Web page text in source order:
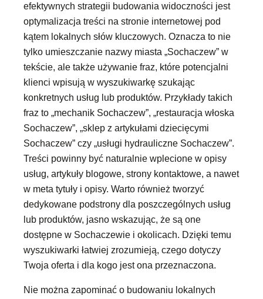
efektywnych strategii budowania widoczności jest
optymalizacja treści na stronie internetowej pod
kątem lokalnych słów kluczowych. Oznacza to nie
tylko umieszczanie nazwy miasta „Sochaczew” w
tekście, ale także używanie fraz, które potencjalni
klienci wpisują w wyszukiwarkę szukając
konkretnych usług lub produktów. Przykłady takich
fraz to „mechanik Sochaczew”, „restauracja włoska
Sochaczew”, „sklep z artykułami dziecięcymi
Sochaczew” czy „usługi hydrauliczne Sochaczew”.
Treści powinny być naturalnie wplecione w opisy
usług, artykuły blogowe, strony kontaktowe, a nawet
w meta tytuły i opisy. Warto również tworzyć
dedykowane podstrony dla poszczególnych usług
lub produktów, jasno wskazując, że są one
dostępne w Sochaczewie i okolicach. Dzięki temu
wyszukiwarki łatwiej zrozumieją, czego dotyczy
Twoja oferta i dla kogo jest ona przeznaczona.
Nie można zapominać o budowaniu lokalnych